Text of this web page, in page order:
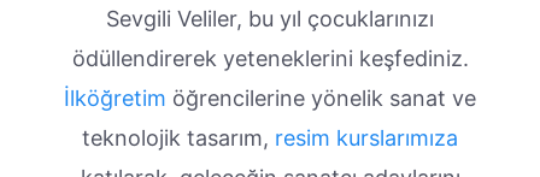
Sevgili Veliler, bu yıl çocuklarınızı
ödüllendirerek yeteneklerini keşfediniz.
İlköğretim öğrencilerine yönelik sanat ve
teknolojik tasarım, resim kurslarımıza